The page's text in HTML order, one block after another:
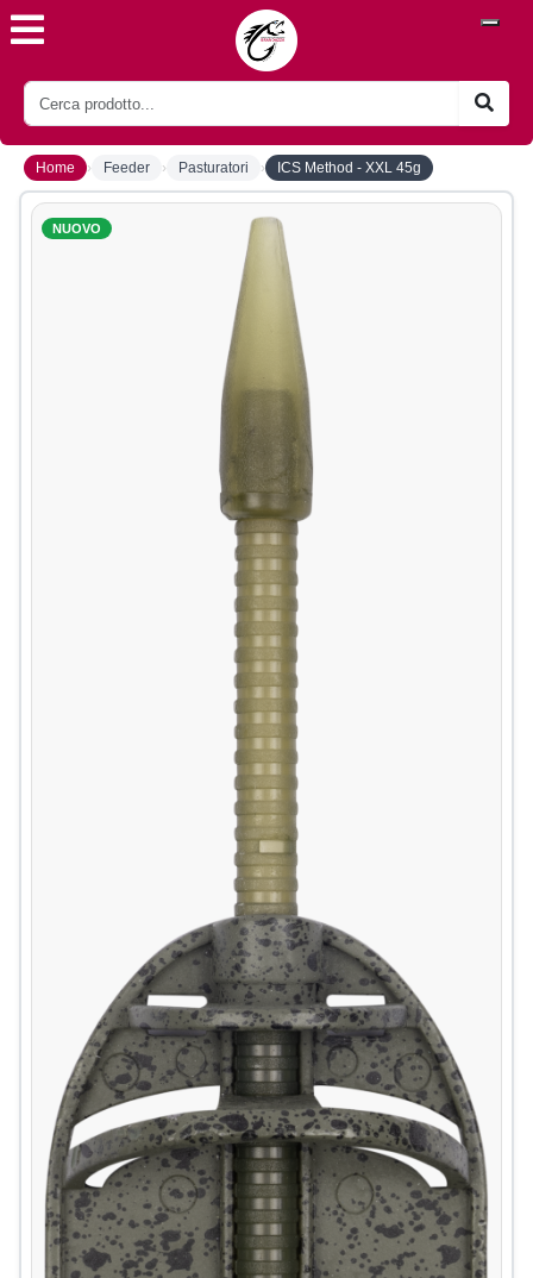
Home › Feeder › Pasturatori › ICS Method - XXL 45g
NUOVO